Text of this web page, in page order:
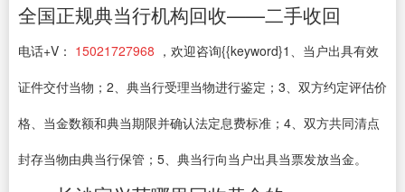
全国正规典当行机构回收——二手收回
电话+V： 15021727968 ，欢迎咨询{{keyword}1、当户出具有效
证件交付当物；2、典当行受理当物进行鉴定；3、双方约定评估价
格、当金数额和典当期限并确认法定息费标准；4、双方共同清点
封存当物由典当行保管；5、典当行向当户出具当票发放当金。